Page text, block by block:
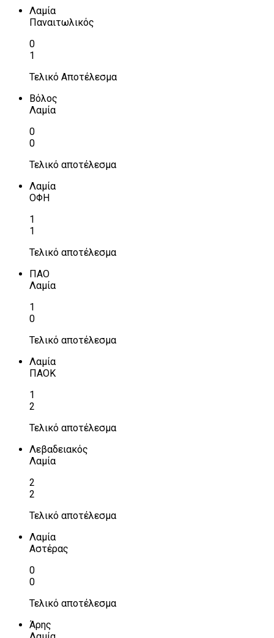
Λαμία
Παναιτωλικός
0
1
Τελικό Αποτέλεσμα
Βόλος
Λαμία
0
0
Τελικό αποτέλεσμα
Λαμία
ΟΦΗ
1
1
Τελικό αποτέλεσμα
ΠΑΟ
Λαμία
1
0
Τελικό αποτέλεσμα
Λαμία
ΠΑΟΚ
1
2
Τελικό αποτέλεσμα
Λεβαδειακός
Λαμία
2
2
Τελικό αποτέλεσμα
Λαμία
Αστέρας
0
0
Τελικό αποτέλεσμα
Άρης